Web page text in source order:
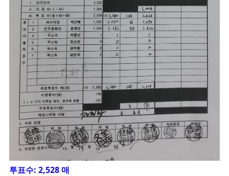
투표수: 2,528 매